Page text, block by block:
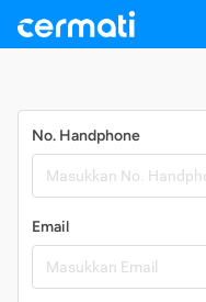
No. Handphone
Email